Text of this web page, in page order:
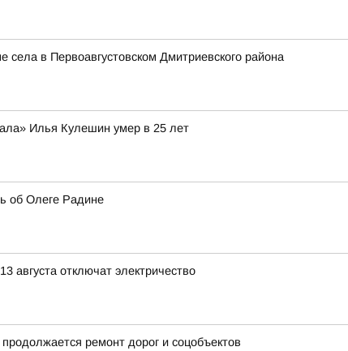
в Первоавгустовском Дмитриевского района
Илья Кулешин умер в 25 лет
об Олеге Радине
августа отключат электричество
ремонт дорог и соцобъектов